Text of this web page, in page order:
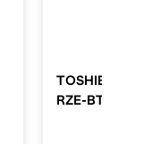
TOSHIBA
RZE-BT312E